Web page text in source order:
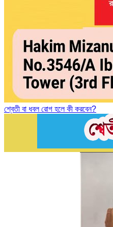
শ্বেতী বা ধবল রোগ হলে কী করবেন?